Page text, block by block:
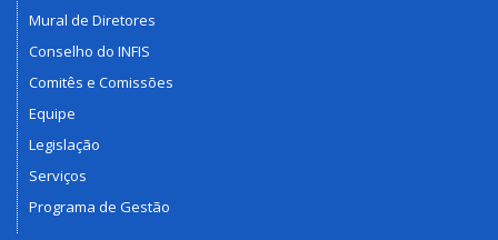
Mural de Diretores
Conselho do INFIS
Comitês e Comissões
Equipe
Legislação
Serviços
Programa de Gestão